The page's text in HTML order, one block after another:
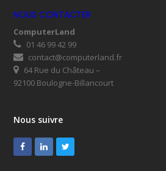
NOUS CONTACTER
ComputerLand
01 46 99 42 99
contact@computerland.fr
64 Rue du Château –
92100 Boulogne-Billancourt
Nous suivre
Facebook
LinkedInTwitter